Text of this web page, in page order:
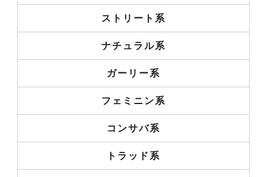
ストリート系
ナチュラル系
ガーリー系
フェミニン系
コンサバ系
トラッド系